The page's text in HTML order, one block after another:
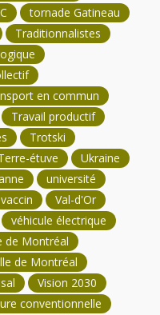
tornade Gatineau
Traditionnalistes
en commun
Travail productif
Trotski
étuve
Ukraine
université
vaccin
Val-d'Or
véhicule électrique
de Montréal
de Montréal
Vision 2030
conventionnelle